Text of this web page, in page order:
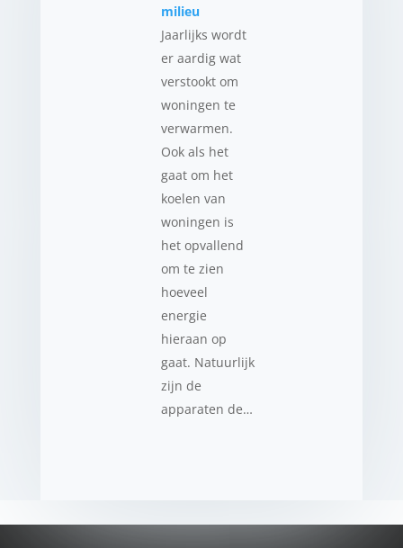
milieu
Jaarlijks wordt
er aardig wat
verstookt om
woningen te
verwarmen.
Ook als het
gaat om het
koelen van
woningen is
het opvallend
om te zien
hoeveel
energie
hieraan op
gaat. Natuurlijk
zijn de
apparaten de…